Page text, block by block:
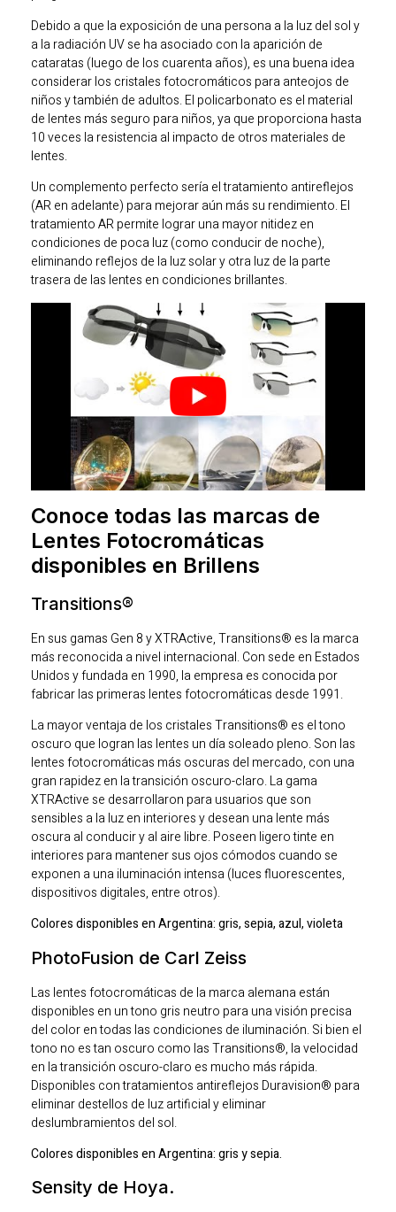
Debido a que la exposición de una persona a la luz del sol y
a la radiación UV se ha asociado con la aparición de
cataratas (luego de los cuarenta años), es una buena idea
considerar los cristales fotocromáticos para anteojos de
niños y también de adultos. El policarbonato es el material
de lentes más seguro para niños, ya que proporciona hasta
10 veces la resistencia al impacto de otros materiales de
lentes.
Un complemento perfecto sería el tratamiento antireflejos
(AR en adelante) para mejorar aún más su rendimiento. El
tratamiento AR permite lograr una mayor nitidez en
condiciones de poca luz (como conducir de noche),
eliminando reflejos de la luz solar y otra luz de la parte
trasera de las lentes en condiciones brillantes.
Conoce todas las marcas de
Lentes Fotocromáticas
disponibles en Brillens
Transitions®
En sus gamas Gen 8 y XTRActive, Transitions® es la marca
más reconocida a nivel internacional. Con sede en Estados
Unidos y fundada en 1990, la empresa es conocida por
fabricar las primeras lentes fotocromáticas desde 1991.
La mayor ventaja de los cristales Transitions® es el tono
oscuro que logran las lentes un día soleado pleno. Son las
lentes fotocromáticas más oscuras del mercado, con una
gran rapidez en la transición oscuro-claro. La gama
XTRActive se desarrollaron para usuarios que son
sensibles a la luz en interiores y desean una lente más
oscura al conducir y al aire libre. Poseen ligero tinte en
interiores para mantener sus ojos cómodos cuando se
exponen a una iluminación intensa (luces fluorescentes,
dispositivos digitales, entre otros).
Colores disponibles en Argentina: gris, sepia, azul, violeta
PhotoFusion de Carl Zeiss
Las lentes fotocromáticas de la marca alemana están
disponibles en un tono gris neutro para una visión precisa
del color en todas las condiciones de iluminación. Si bien el
tono no es tan oscuro como las Transitions®, la velocidad
en la transición oscuro-claro es mucho más rápida.
Disponibles con tratamientos antireflejos Duravision® para
eliminar destellos de luz artificial y eliminar
deslumbramientos del sol.
Colores disponibles en Argentina: gris y sepia.
Sensity de Hoya.